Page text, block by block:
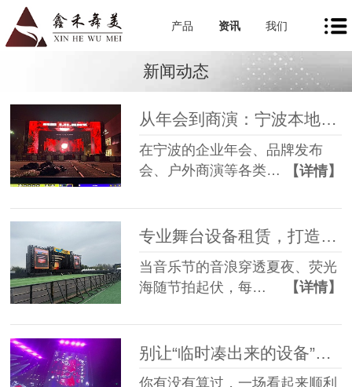
产品 资讯 我们
新闻动态
从年会到商演：宁波本地舞美租赁如何让每一场活动都出彩
在宁波的企业年会、品牌发布
会、户外商演等各类…
【详情】
专业舞台设备租赁，打造沉浸式音乐节现场
当音乐节的音浪穿透夏夜、荧光
海随节拍起伏，每…
【详情】
你有没有算过，一场看起来顺利